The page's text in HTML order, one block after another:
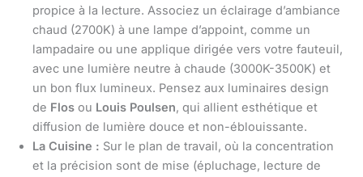
propice à la lecture. Associez un éclairage d’ambiance
chaud (2700K) à une lampe d’appoint, comme un
lampadaire ou une applique dirigée vers votre fauteuil,
avec une lumière neutre à chaude (3000K-3500K) et
un bon flux lumineux. Pensez aux luminaires design
de Flos ou Louis Poulsen, qui allient esthétique et
diffusion de lumière douce et non-éblouissante.
La Cuisine : Sur le plan de travail, où la concentration
et la précision sont de mise (épluchage, lecture de